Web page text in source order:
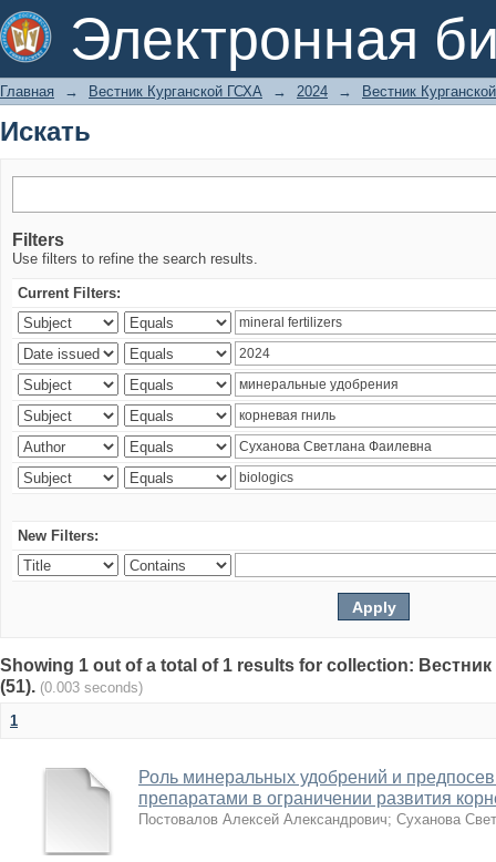
Электронная
Искать
Главная → Вестник Курганской ГСХА → 2024 → Вестник
Искать
Filters
Use filters to refine the search results.
Current Filters:
New Filters:
Showing 1 out of a total of 1 results for collection:
(51). (0.003 seconds)
1
Роль минеральных удобрений и
препаратами в ограничении развития
Постовалов Алексей Александрович; Суханова